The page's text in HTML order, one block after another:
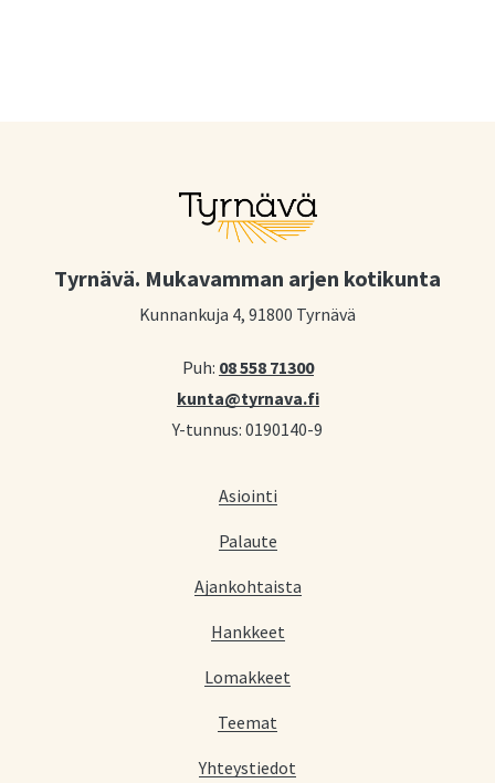
Tyrnävä. Mukavamman arjen kotikunta
Kunnankuja 4, 91800 Tyrnävä
Puh: 08 558 71300
kunta@tyrnava.fi
Y-tunnus: 0190140-9
Asiointi
Palaute
Ajankohtaista
Hankkeet
Lomakkeet
Teemat
Yhteystiedot